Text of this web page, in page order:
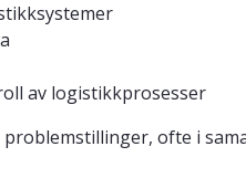
av logistikkprosesser
ofte i